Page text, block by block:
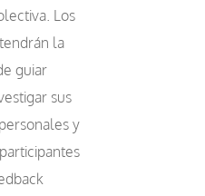
Los
la
guiar
sus
y